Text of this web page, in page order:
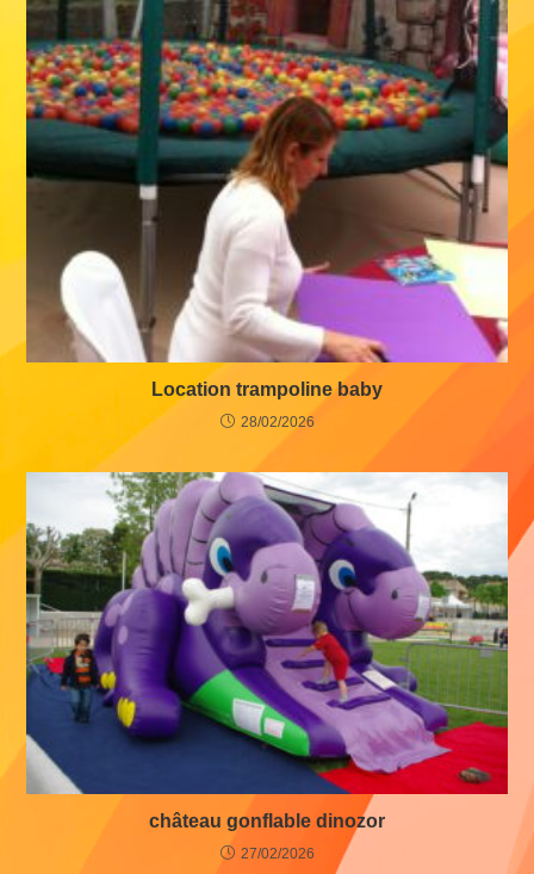
Location trampoline baby
28/02/2026
château gonflable dinozor
27/02/2026